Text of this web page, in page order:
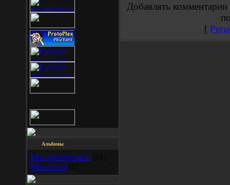
Альбомы
Мои фотографии
Моя семья
Добавлять
[